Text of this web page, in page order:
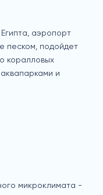
аэропорт
песком, подойдет
коралловых
и
микроклимата -